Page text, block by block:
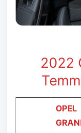
2022
OPEL